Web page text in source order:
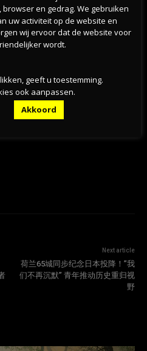
？地基问题波及50
公布，欧洲央行邀
Next article
荷兰65城同步纪念日本投降！”我
们不再沉默” 青年推动历史重归视
野
en gedrag. We gebruiken
uw activiteit op de website en
wij ervoor dat de website voor
wordt.
geeft u toestemming.
ook aanpassen.
Akkoord